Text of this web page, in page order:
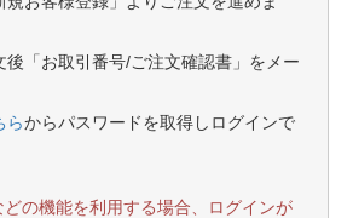
後「お取引番号/ご注文確認書」をメー
らからパスワードを取得しログインで
の機能を利用する場合、ログインが